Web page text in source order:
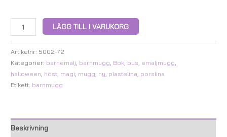
LÄGG TILL I VARUKORG
Artikelnr: 5002-72
Kategorier: barnemalj barnmugg Bok bus emaljmugg
halloween höst magi mugg ny plastelina porslina
Etikett: barnmugg
Beskrivning